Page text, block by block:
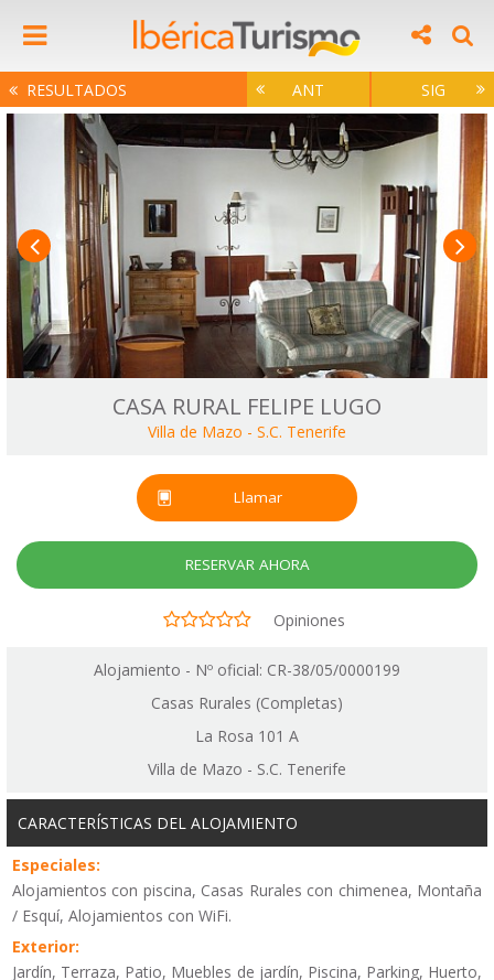
RESULTADOS ANT SIG
CASA RURAL FELIPE LUGO
Villa de Mazo - S.C. Tenerife
Llamar
RESERVAR AHORA
Opiniones
Alojamiento - Nº oficial: CR-38/05/0000199
Casas Rurales (Completas)
La Rosa 101 A
Villa de Mazo - S.C. Tenerife
CARACTERÍSTICAS DEL ALOJAMIENTO
Especiales:
Alojamientos con piscina, Casas Rurales con chimenea, Montaña
/ Esquí, Alojamientos con WiFi.
Exterior:
Jardín, Terraza, Patio, Muebles de jardín, Piscina, Parking, Huerto,